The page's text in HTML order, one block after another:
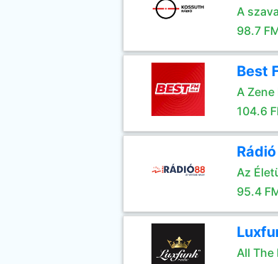
A
98.7
Best
A Zene
104.6
Az
95.4
All The